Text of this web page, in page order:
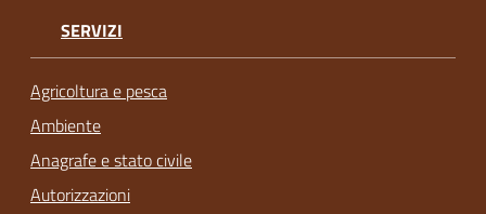
SERVIZI
Agricoltura e pesca
Ambiente
Anagrafe e stato civile
Autorizzazioni